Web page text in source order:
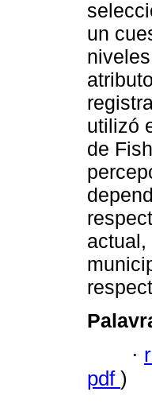
un
utilizó
de
·
pdf )